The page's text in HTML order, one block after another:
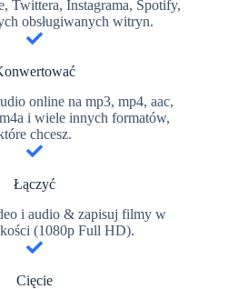
Twittera, Instagrama, Spotify,
obsługiwanych witryn.
online na mp3, mp4, aac,
i wiele innych formatów,
chcesz.
Łączyć
i audio & zapisuj filmy w
(1080p Full HD).
Cięcie